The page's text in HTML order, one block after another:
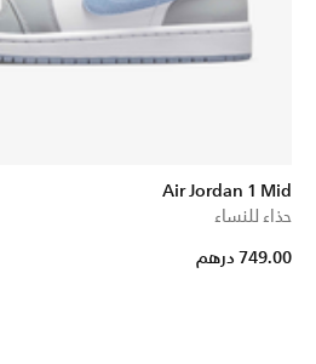
Air Jordan 1 Mid
حذاء للنساء
749.00 درهم